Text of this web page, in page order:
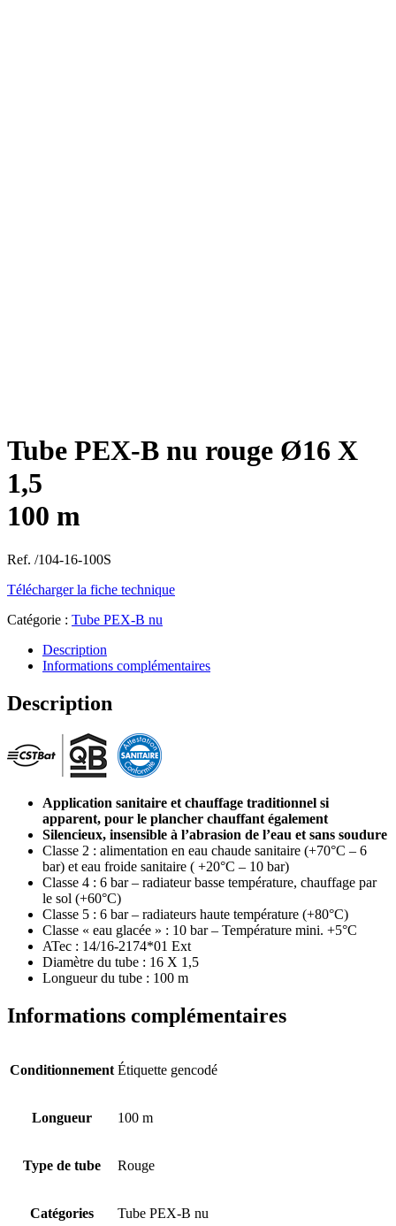
Tube PEX-B nu rouge Ø16 X
1,5
100 m
Ref. /104-16-100S
Télécharger la fiche technique
Catégorie : Tube PEX-B nu
Description
Informations complémentaires
Description
Application sanitaire et chauffage traditionnel si
apparent, pour le plancher chauffant également
Silencieux, insensible à l’abrasion de l’eau et sans soudure
Classe 2 : alimentation en eau chaude sanitaire (+70°C – 6
bar) et eau froide sanitaire ( +20°C – 10 bar)
Classe 4 : 6 bar – radiateur basse température, chauffage par
le sol (+60°C)
Classe 5 : 6 bar – radiateurs haute température (+80°C)
Classe « eau glacée » : 10 bar – Température mini. +5°C
ATec : 14/16-2174*01 Ext
Diamètre du tube : 16 X 1,5
Longueur du tube : 100 m
Informations complémentaires
Conditionnement Étiquette gencodé
Longueur 100 m
Type de tube Rouge
Catégories Tube PEX-B nu